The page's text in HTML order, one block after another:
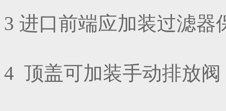
3 进口前端应加装过滤器
4 顶盖可加装手动排放